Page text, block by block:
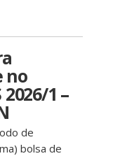
no
2026/1 –
de
bolsa de